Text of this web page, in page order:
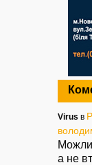
Virus в
а не